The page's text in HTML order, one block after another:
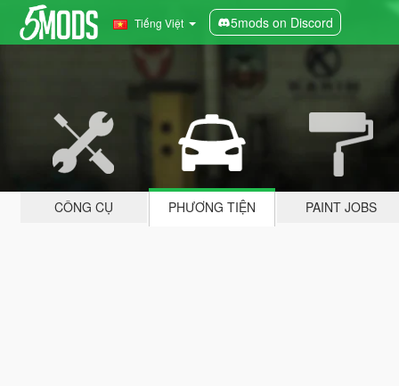
Tiếng Việt 5mods on Discord
CÔNG CỤ PHƯƠNG TIỆN PAINT JOBS